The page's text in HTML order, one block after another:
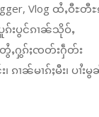
Vlog ထႆႇ
ၵ်းပွင်ၵၢၼ်သိုဝ်ႇ
ႇႁွၵ်ႈၸတ်းႁဵတ်း
ၵၢၼ်မၢၵ်ႈမီး၊ ပၢႆ